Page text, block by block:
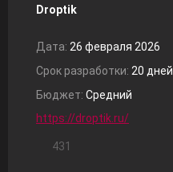
Droptik
Дата: 26 февраля 2026
Срок разработки: 20 дней
Бюджет: Средний
https://droptik.ru/
431